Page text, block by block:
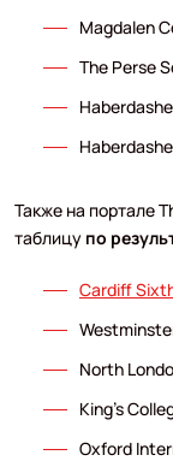
Magdalen
The Perse
Также на портале
таблицу по
Cardiff
North
King's
Oxford